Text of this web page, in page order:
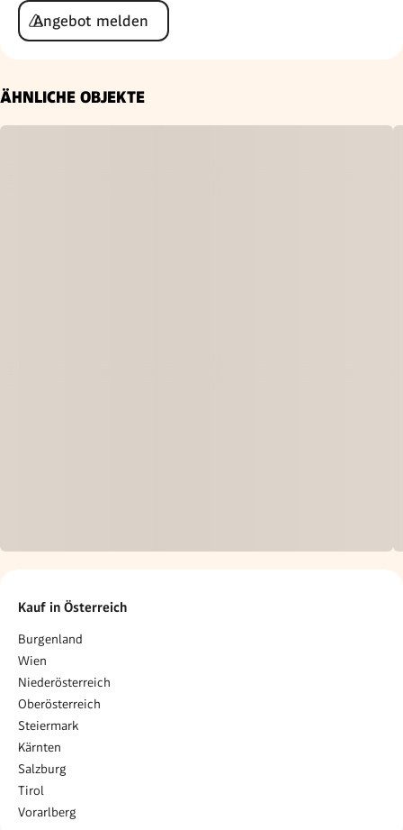
Angebot melden
ÄHNLICHE OBJEKTE
Kauf in Österreich
Burgenland
Wien
Niederösterreich
Oberösterreich
Steiermark
Kärnten
Salzburg
Tirol
Vorarlberg